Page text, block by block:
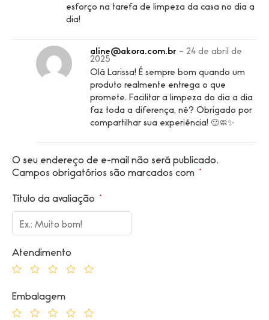
esforço na tarefa de limpeza da casa no dia a
dia!
aline@akora.com.br – 24 de abril de
2025
Olá Larissa! É sempre bom quando um
produto realmente entrega o que
promete. Facilitar a limpeza do dia a dia
faz toda a diferença, né? Obrigado por
compartilhar sua experiência! 🙂🧼✨
O seu endereço de e-mail não será publicado.
Campos obrigatórios são marcados com
*
Título da avaliação *
Atendimento
Embalagem